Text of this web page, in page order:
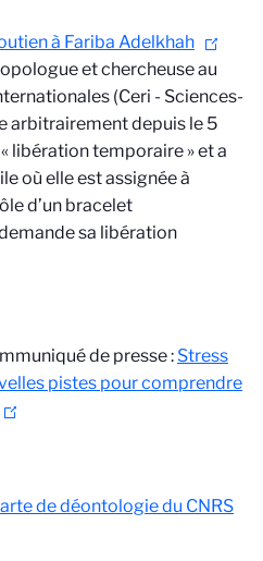
à Fariba Adelkhah
et chercheuse au
(Ceri - Sciences-
arbitrairement depuis le 5
libération temporaire » et a
où elle est assignée à
d’un bracelet
sa libération
de presse : Stress
pistes pour comprendre
de déontologie du CNRS